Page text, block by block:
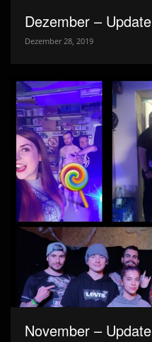
Dezember – Update
Dezember 28, 2019
November – Update